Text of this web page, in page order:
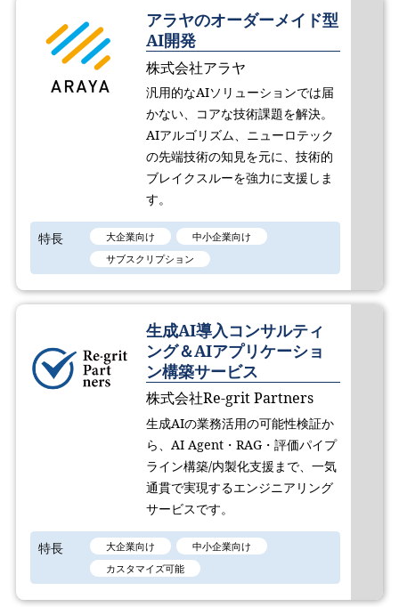
アラヤのオーダーメイド型
AI開発
株式会社アラヤ
汎用的なAIソリューションでは届
かない、コアな技術課題を解決。
AIアルゴリズム、ニューロテック
の先端技術の知見を元に、技術的
ブレイクスルーを強力に支援しま
す。
特長 大企業向け
中小企業向け
サブスクリプション
生成AI導入コンサルティ
ング＆AIアプリケーショ
ン構築サービス
株式会社Re-grit Partners
生成AIの業務活用の可能性検証か
ら、AI Agent・RAG・評価パイプ
ライン構築/内製化支援まで、一気
通貫で実現するエンジニアリング
サービスです。
特長 大企業向け
中小企業向け
カスタマイズ可能